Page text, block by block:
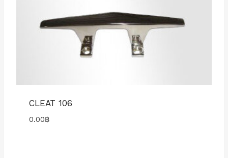
CLEAT 106
0.00฿